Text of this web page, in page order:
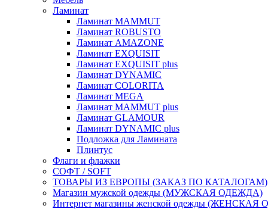
Ламинат
Ламинат MAMMUT
Ламинат ROBUSTO
Ламинат AMAZONE
Ламинат EXQUISIT
Ламинат EXQUISIT plus
Ламинат DYNAMIC
Ламинат COLORITA
Ламинат MEGA
Ламинат MAMMUT plus
Ламинат GLAMOUR
Ламинат DYNAMIC plus
Подложка для Ламината
Плинтус
Флаги и флажки
СОФТ / SOFT
ТОВАРЫ ИЗ ЕВРОПЫ (ЗАКАЗ ПО КАТАЛОГАМ)
Магазин мужской одежды (МУЖСКАЯ ОДЕЖДА)
Интернет магазины женской одежды